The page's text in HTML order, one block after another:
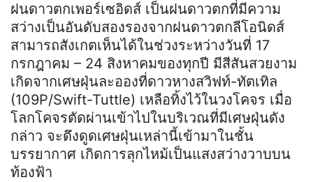
ฝนดาวตกเพอร์เซอิดส์ เป็นฝนดาวตกที่มีความ
สว่างเป็นอันดับสองรองจากฝนดาวตกลีโอนิดส์
สามารถสังเกตเห็นได้ในช่วงระหว่างวันที่ 17
กรกฎาคม – 24 สิงหาคมของทุกปี มีสีสันสวยงาม
เกิดจากเศษฝุ่นละอองที่ดาวหางสวิฟท์-ทัตเทิล
(109P/Swift-Tuttle) เหลือทิ้งไว้ในวงโคจร เมื่อ
โลกโคจรตัดผ่านเข้าไปในบริเวณที่มีเศษฝุ่นดัง
กล่าว จะดึงดูดเศษฝุ่นเหล่านี้เข้ามาในชั้น
บรรยากาศ เกิดการลุกไหม้เป็นแสงสว่างวาบบน
ท้องฟ้า